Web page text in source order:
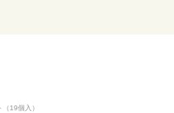
19個入）